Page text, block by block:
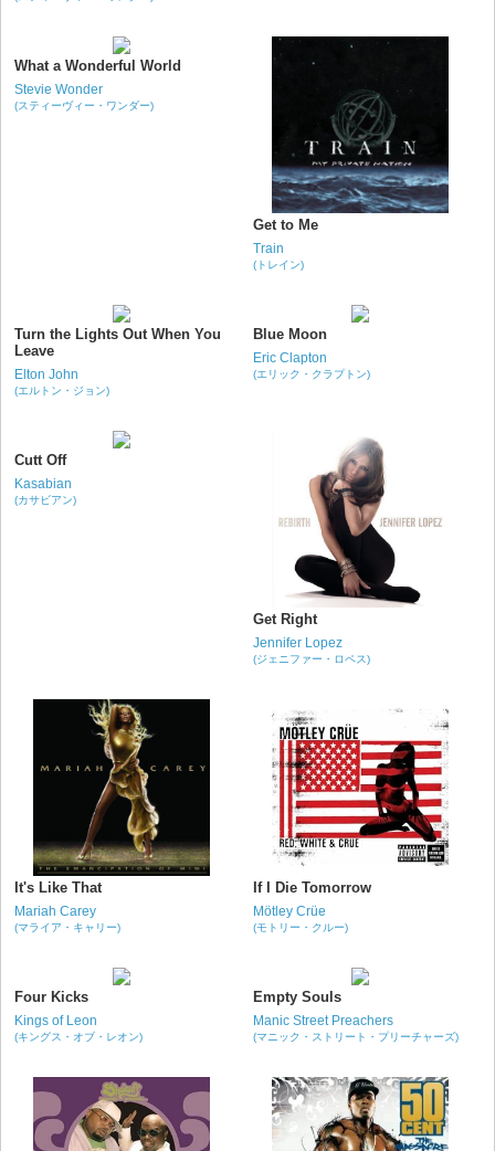
What a Wonderful World
Stevie Wonder
(スティーヴィー・ワンダー)
Get to Me
Train
(トレイン)
Turn the Lights Out When You
Leave
Elton John
(エルトン・ジョン)
Blue Moon
Eric Clapton
(エリック・クラプトン)
Cutt Off
Kasabian
(カサビアン)
Get Right
Jennifer Lopez
(ジェニファー・ロペス)
It's Like That
Mariah Carey
(マライア・キャリー)
If I Die Tomorrow
Mötley Crüe
(モトリー・クルー)
Four Kicks
Kings of Leon
(キングス・オブ・レオン)
Empty Souls
Manic Street Preachers
(マニック・ストリート・プリーチャーズ)